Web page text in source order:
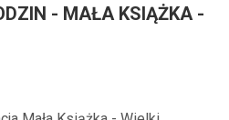
- MAŁA KSIĄŻKA -